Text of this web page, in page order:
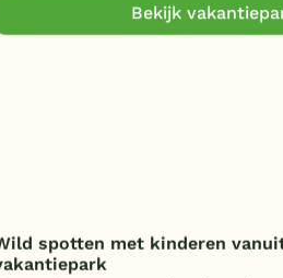
Bekijk
spotten met kinderen